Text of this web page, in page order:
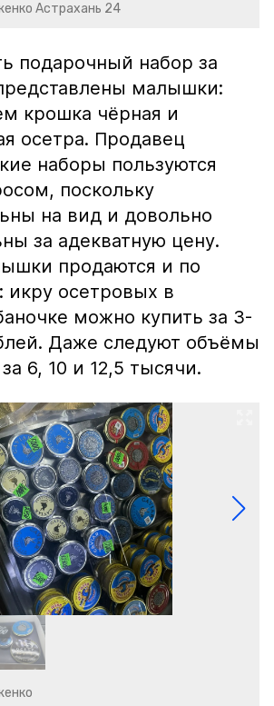
Астрахань 24
подарочный набор за
малышки:
крошка чёрная и
осетра. Продавец
наборы пользуются
поскольку
на вид и довольно
за адекватную цену.
продаются и по
икру осетровых в
можно купить за 3-
Даже следуют объёмы
6, 10 и 12,5 тысячи.